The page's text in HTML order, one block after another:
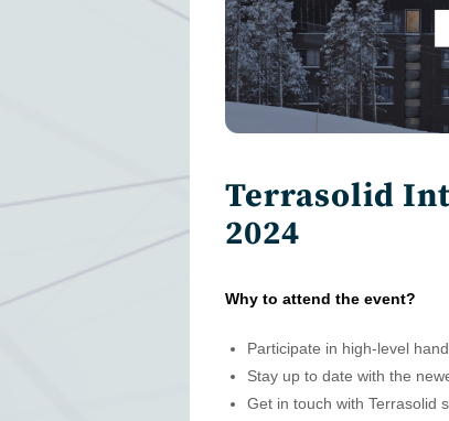
Terrasolid
2024
Why to attend the event?
Participate in high-level
Stay up to date with the
Get in touch with Terrasolid